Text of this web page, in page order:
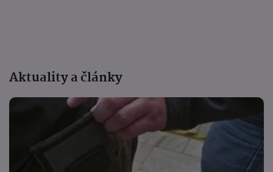
Aktuality a články